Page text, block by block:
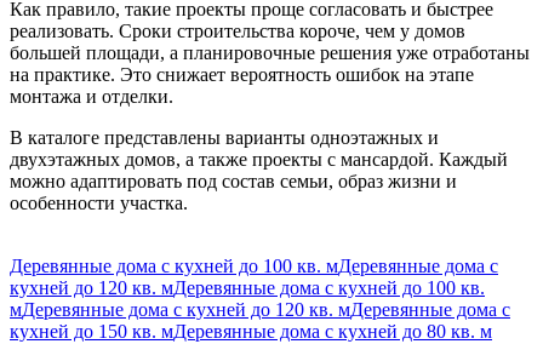
Как правило, такие проекты проще согласовать и быстрее
реализовать. Сроки строительства короче, чем у домов
большей площади, а планировочные решения уже отработаны
на практике. Это снижает вероятность ошибок на этапе
монтажа и отделки.
В каталоге представлены варианты одноэтажных и
двухэтажных домов, а также проекты с мансардой. Каждый
можно адаптировать под состав семьи, образ жизни и
особенности участка.
Деревянные дома с кухней до 100 кв. мДеревянные дома с
кухней до 120 кв. мДеревянные дома с кухней до 100 кв.
мДеревянные дома с кухней до 120 кв. мДеревянные дома с
кухней до 150 кв. мДеревянные дома с кухней до 80 кв. м